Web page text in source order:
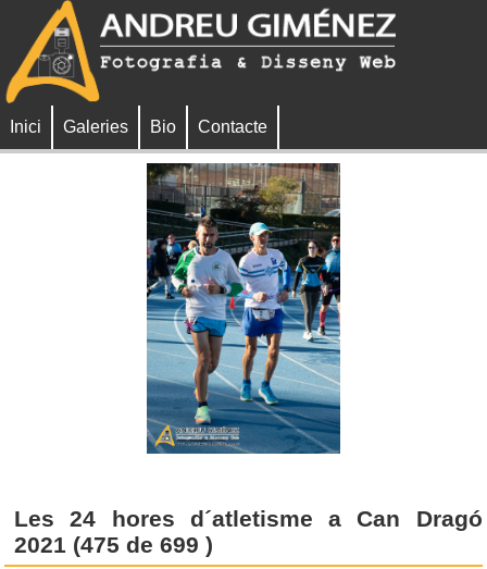
Inici Galeries Bio Contacte
Les 24 hores d´atletisme a Can Dragó
2021 (475 de 699 )